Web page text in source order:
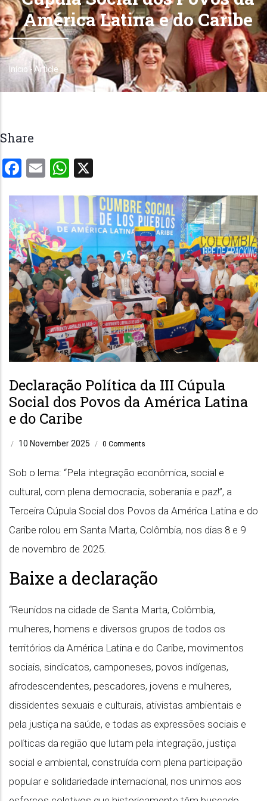
América Latina e do Caribe
Trilha
Início -Article
Share
Facebook
EmailWhatsApp
Declaração Política da III Cúpula
Social dos Povos da América Latina
e do Caribe
/ 10 November 2025 / 0 Comments
Sob o lema: “Pela integração econômica, social e
cultural, com plena democracia, soberania e paz!”, a
Terceira Cúpula Social dos Povos da América Latina e do
Caribe rolou em Santa Marta, Colômbia, nos dias 8 e 9
de novembro de 2025.
Baixe a declaração
“Reunidos na cidade de Santa Marta, Colômbia,
mulheres, homens e diversos grupos de todos os
territórios da América Latina e do Caribe, movimentos
sociais, sindicatos, camponeses, povos indígenas,
afrodescendentes, pescadores, jovens e mulheres,
dissidentes sexuais e culturais, ativistas ambientais e
pela justiça na saúde, e todas as expressões sociais e
políticas da região que lutam pela integração, justiça
social e ambiental, construída com plena participação
popular e solidariedade internacional, nos unimos aos